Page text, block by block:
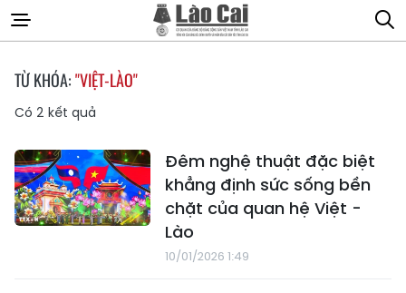
TỪ KHÓA:"VIỆT-LÀO"
Có 2 kết quả
Đêm nghệ thuật đặc biệt
khẳng định sức sống bền
chặt của quan hệ Việt -
Lào
10/01/2026 1:49